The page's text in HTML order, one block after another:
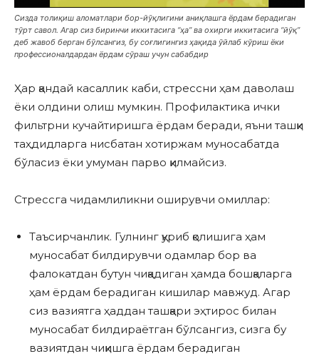
Сизда толиқиш аломатлари бор-йўқлигини аниқлашга ёрдам берадиган
тўрт савол. Агар сиз биринчи иккитасига “ҳа” ва охирги иккитасига “йўқ”
деб жавоб берган бўлсангиз, бу соғлигингиз ҳақида ўйлаб кўриш ёки
профессионалдардан ёрдам сўраш учун сабабдир
Ҳар қандай касаллик каби, стрессни ҳам даволаш
ёки олдини олиш мумкин. Профилактика ички
фильтрни кучайтиришга ёрдам беради, яъни ташқи
таҳдидларга нисбатан хотиржам муносабатда
бўласиз ёки умуман парво қилмайсиз.
Стрессга чидамлиликни оширувчи омиллар:
Таъсирчанлик. Гулнинг қуриб қолишига ҳам
муносабат билдирувчи одамлар бор ва
фалокатдан бутун чиқадиган ҳамда бошқаларга
ҳам ёрдам берадиган кишилар мавжуд. Агар
сиз вазиятга ҳаддан ташқари эҳтирос билан
муносабат билдираётган бўлсангиз, сизга бу
вазиятдан чиқишга ёрдам берадиган